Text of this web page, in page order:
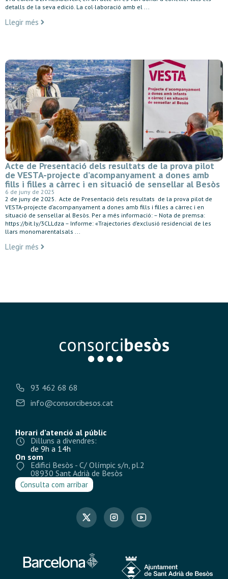
detalls de la seva edició. La col·laboració amb el ...
Llegir més
Acte de Presentació dels resultats de la prova pilot
de VESTA-projecte d’acompanyament a dones amb
fills i filles a càrrec i en situació de sensellar al Besòs
6 de juny de 2025
2 de juny de 2025. Acte de Presentació dels resultats de la prova pilot de
VESTA-projecte d’acompanyament a dones amb fills i filles a càrrec i en
situació de sensellar al Besòs. Per a més informació: – Nota de premsa:
https://bit.ly/3CLLdza – Informe: «Trajectories d’exclusió residencial de les
llars monomarentalsals ...
Llegir més
93 462 68 68
info@consorcibesos.cat
Horari d’atenció al públic
Dilluns a divendres:
de 9h a 14h
On som
Edifici Besòs - C/ Olímpic s/n, pl.2
08930 Sant Adrià de Besòs
Consulta com arribar